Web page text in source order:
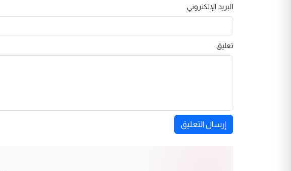
البريد الإلكتروني
تعليق
إرسال التعليق